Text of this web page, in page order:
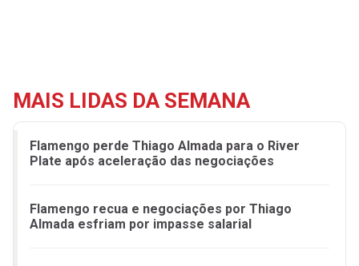
MAIS LIDAS DA SEMANA
Flamengo perde Thiago Almada para o River
Plate após aceleração das negociações
Flamengo recua e negociações por Thiago
Almada esfriam por impasse salarial